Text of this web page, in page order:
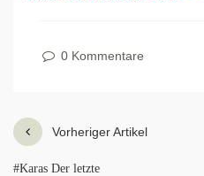
0 Kommentare
Vorheriger Artikel
#Karas Der letzte